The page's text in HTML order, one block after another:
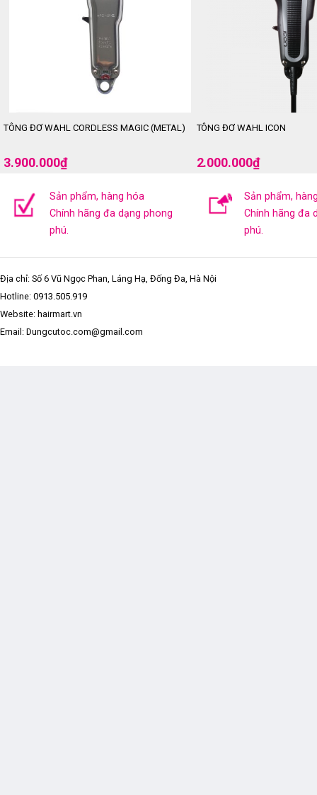
TÔNG ĐƠ WAHL CORDLESS MAGIC (METAL)
3.900.000₫
TÔNG ĐƠ WAHL ICON
2.000.000₫
Sản phẩm, hàng hóa
Chính hãng đa dạng phong
phú.
Sản phẩm,
Chính hãng đa
phú.
Địa chỉ: Số 6 Vũ Ngọc Phan, Láng Hạ, Đống Đa, Hà Nội
Hotline: 0913.505.919
Website: hairmart.vn
Email: Dungcutoc.com@gmail.com